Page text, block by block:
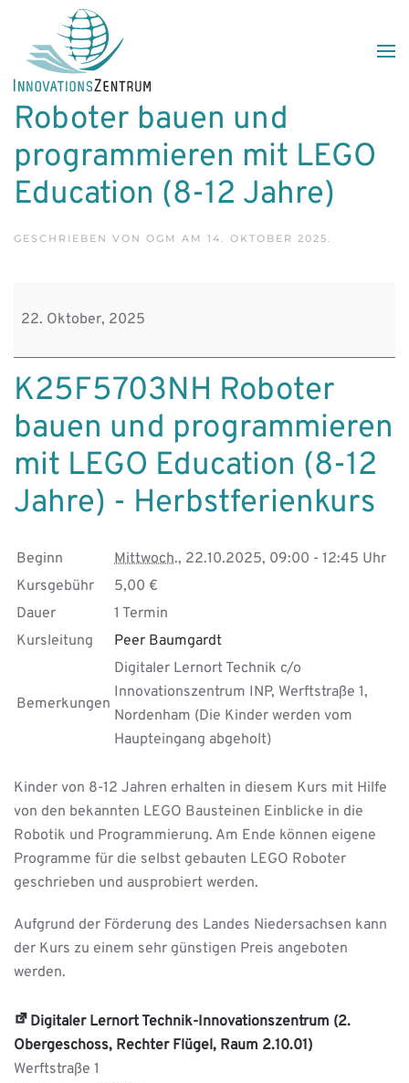
Skip to main content
Roboter bauen und
programmieren mit LEGO
Education (8-12 Jahre)
GESCHRIEBEN VON OGM AM 14. OKTOBER 2025.
bauen
mit
LEGO
Education
(8-
Jahre)
22. Oktober, 2025
K25F5703NH Roboter
bauen und programmieren
mit LEGO Education (8-12
Jahre) - Herbstferienkurs
Beginn Mittwoch., 22.10.2025, 09:00 - 12:45 Uhr
Kursgebühr
5,00 €
Dauer
1 Termin
Kursleitung
Peer Baumgardt
Bemerkungen
Digitaler Lernort Technik c/o
Innovationszentrum INP, Werftstraße 1,
Nordenham (Die Kinder werden vom
Haupteingang abgeholt)
Kinder von 8-12 Jahren erhalten in diesem Kurs mit Hilfe
von den bekannten LEGO Bausteinen Einblicke in die
Robotik und Programmierung. Am Ende können eigene
Programme für die selbst gebauten LEGO Roboter
geschrieben und ausprobiert werden.
Aufgrund der Förderung des Landes Niedersachsen kann
der Kurs zu einem sehr günstigen Preis angeboten
werden.
Digitaler Lernort Technik-Innovationszentrum (2.
Obergeschoss, Rechter Flügel, Raum 2.10.01)
Werftstraße 1